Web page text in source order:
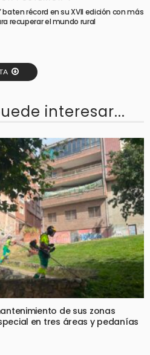
baten récord en su XVII edición con más
recuperar el mundo rural
interesar...
de sus zonas
en tres áreas y pedanías